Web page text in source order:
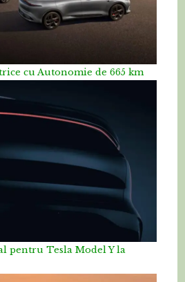
cu Autonomie de 665 km
pentru Tesla Model Y la